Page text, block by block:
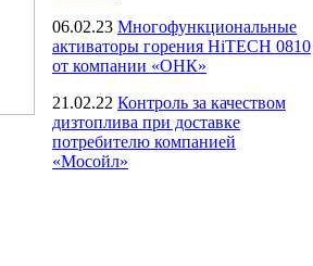
06.02.23 Многофункциональные
активаторы горения HiTECH 0810
от компании «ОНК»
21.02.22 Контроль за качеством
дизтоплива при доставке
потребителю компанией
«Мосойл»